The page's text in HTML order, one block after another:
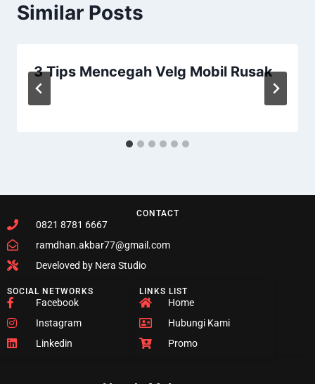
Similar Posts
3 Tips Mencegah Velg Mobil Rusak
CONTACT
0821 8781 6667
ramdhan.akbar77@gmail.com
Develoved by Nera Studio
SOCIAL NETWORKS
Facebook
Instagram
Linkedin
LINKS LIST
Home
Hubungi Kami
Promo